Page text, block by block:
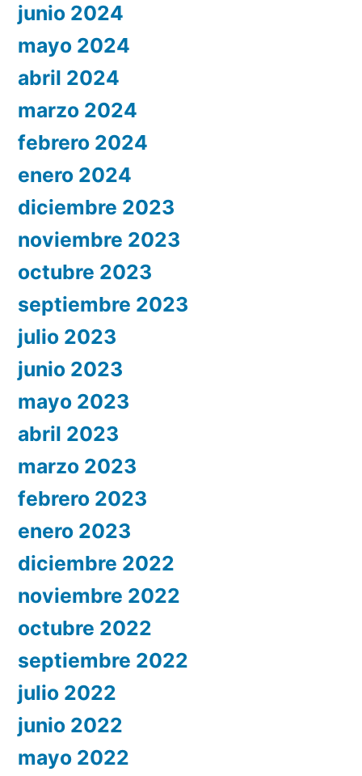
junio 2024
mayo 2024
abril 2024
marzo 2024
febrero 2024
enero 2024
diciembre 2023
noviembre 2023
octubre 2023
septiembre 2023
julio 2023
junio 2023
mayo 2023
abril 2023
marzo 2023
febrero 2023
enero 2023
diciembre 2022
noviembre 2022
octubre 2022
septiembre 2022
julio 2022
junio 2022
mayo 2022